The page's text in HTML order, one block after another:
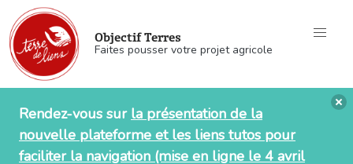
Objectif Terres
Faites pousser votre projet agricole
Rendez-vous sur la présentation de la
nouvelle plateforme et les liens tutos pour
faciliter la navigation (mise en ligne le 4 avril